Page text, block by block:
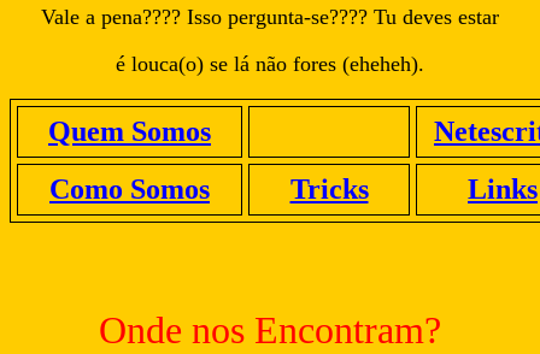
Vale a pena???? Isso pergunta-se???? Tu deves estar
é louca(o) se lá não fores (eheheh).
Quem Somos
Como Somos
Tricks Links
Onde nos Encontram?